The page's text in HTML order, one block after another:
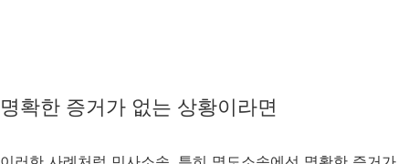
명확한 증거가 없는 상황이라면